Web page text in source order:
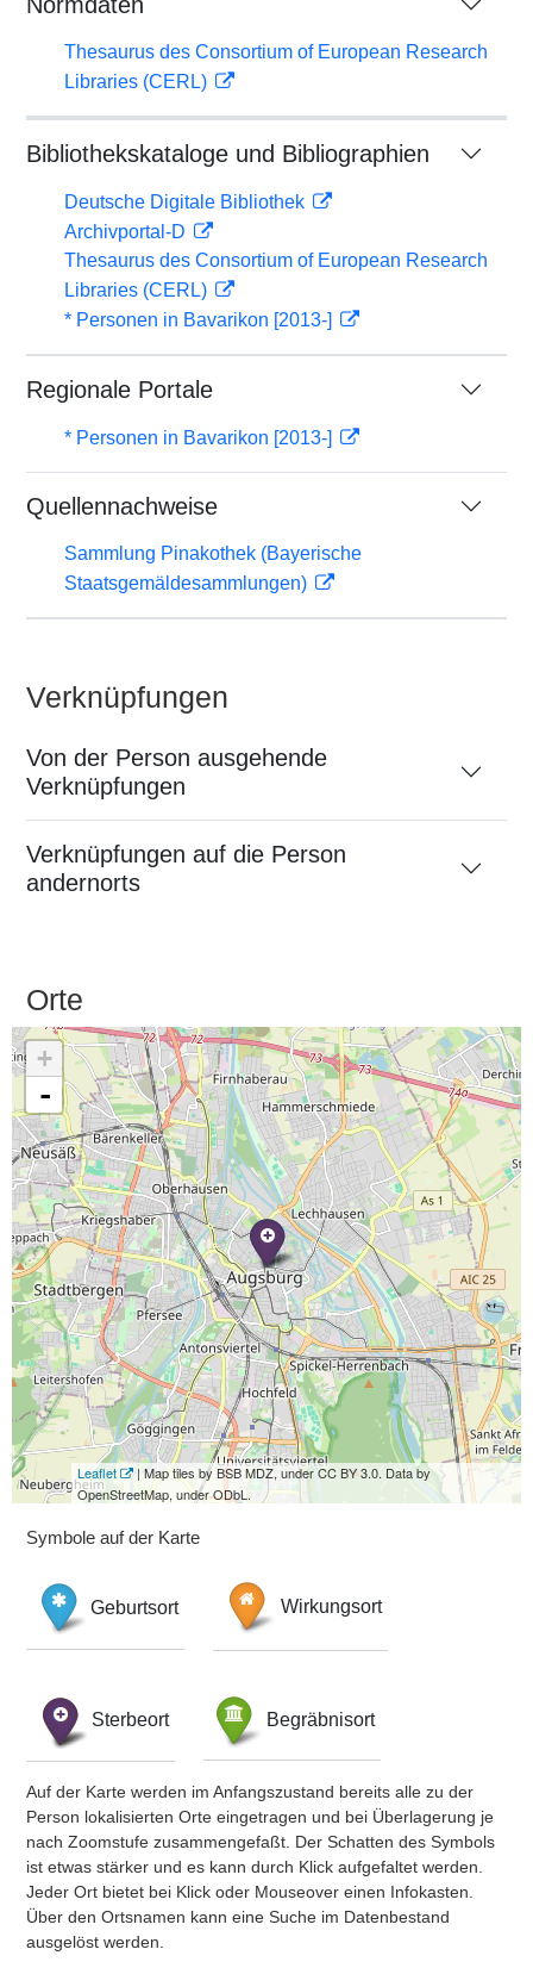
Thesaurus des Consortium of European Research
Libraries (CERL)
Bibliothekskataloge und Bibliographien
Deutsche Digitale Bibliothek
Archivportal-D
Thesaurus des Consortium of European Research
Libraries (CERL)
* Personen in Bavarikon [2013-]
Regionale Portale
* Personen in Bavarikon [2013-]
Quellennachweise
Sammlung Pinakothek (Bayerische
Staatsgemäldesammlungen)
Verknüpfungen
Von der Person ausgehende
Verknüpfungen
Verknüpfungen auf die Person
andernorts
Orte
+
-
Leaflet
| Map tiles by BSB MDZ, under CC BY 3.0. Data by
OpenStreetMap, under ODbL.
Symbole auf der Karte
Geburtsort Wirkungsort
Sterbeort Begräbnisort
Auf der Karte werden im Anfangszustand bereits alle zu der
Person lokalisierten Orte eingetragen und bei Überlagerung je
nach Zoomstufe zusammengefaßt. Der Schatten des Symbols
ist etwas stärker und es kann durch Klick aufgefaltet werden.
Jeder Ort bietet bei Klick oder Mouseover einen Infokasten.
Über den Ortsnamen kann eine Suche im Datenbestand
ausgelöst werden.